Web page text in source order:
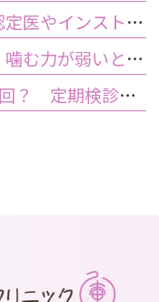
歯医者の認定医ってなに？ 認定医やインストラクターの資格を持つ歯医者のメリット
噛む力があるメリットって？ 噛む力が弱いとどうなるの？
歯科検診の頻度って何ヶ月に1回？ 定期検診って何するの？